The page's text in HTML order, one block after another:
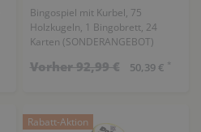
Bingospiel mit Kurbel, 75
Holzkugeln, 1 Bingobrett, 24
Karten (SONDERANGEBOT)
Vorher 92,99 € 50,39 € *
Rabatt-Aktion